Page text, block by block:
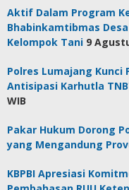
Aktif Dalam Program
Bhabinkamtibmas
Kelompok Tani 9
Polres Lumajang Kunci
Antisipasi Karhutla
WIB
Pakar Hukum Dorong
yang Mengandung
KBPBI Apresiasi